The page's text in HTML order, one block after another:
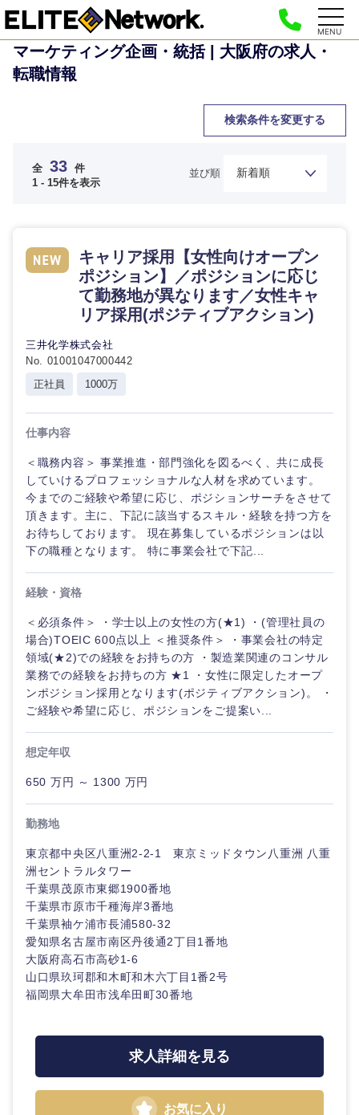
MENU
マーケティング企画・統括 | 大阪府の求人・
転職情報
検索条件を変更する
経営企
画・事業
企画
経営ボー
ド
管理
SCM
人事
マ
ー
ケ
テ
ィ
ン
グ
営業
サービス
すべての経営企画・事業企
画
事業企画・事業開発
経営企画
その他企画業務
経営企画・事業企画
経営ボード
SCM
人事
マーケティング
営業
サービス
クリエイティブ
技術職（IT）、Webサービス・制作、ゲーム
商社・卸
エネルギー・資源・環境
自動車・機械・船舶
電気・電子・半導体
素材・化学・金属
食品・化粧品・アパレル・消費財
メディカル・ヘルスケア・ライフサイエンス
金融
建設・不動産
倉庫・運輸・物流
北海道・東北地方
北海道 青森県
秋田県
希望年収
フリーワード
こだわり条件を入力ください
急募 第二新卒
上場企業
外資系企業 英語を活かす
全 33 件
1 - 15件を表示
並び順
キャリア採用【女性向けオープン
ポジション】／ポジションに応じ
て勤務地が異なります／女性キャ
リア採用(ポジティブアクション)
三井化学株式会社
No. 01001047000442
正社員
1000万
仕事内容
＜職務内容＞ 事業推進・部門強化を図るべく、共に成長
していけるプロフェッショナルな人材を求めています。
今までのご経験や希望に応じ、ポジションサーチをさせて
頂きます。主に、下記に該当するスキル・経験を持つ方を
お待ちしております。 現在募集しているポジションは以
下の職種となります。 特に事業会社で下記...
経験・資格
＜必須条件＞ ・学士以上の女性の方(★1) ・(管理社員の
場合)TOEIC 600点以上 ＜推奨条件＞ ・事業会社の特定
領域(★2)での経験をお持ちの方 ・製造業関連のコンサル
業務での経験をお持ちの方 ★1 ・女性に限定したオープ
ンポジション採用となります(ポジティブアクション)。 ・
ご経験や希望に応じ、ポジションをご提案い...
想定年収
650 万円 ～ 1300 万円
勤務地
東京都中央区八重洲2-2-1 東京ミッドタウン八重洲 八重
洲セントラルタワー
千葉県茂原市東郷1900番地
千葉県市原市千種海岸3番地
千葉県袖ケ浦市長浦580-32
愛知県名古屋市南区丹後通2丁目1番地
大阪府高石市高砂1-6
山口県玖珂郡和木町和木六丁目1番2号
福岡県大牟田市浅牟田町30番地
求人詳細を見る
お気に入り